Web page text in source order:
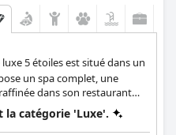
5 étoiles est situé dans un
un spa complet, une
dans son restaurant
élégantes et l'ambiance.
la catégorie 'Luxe'.